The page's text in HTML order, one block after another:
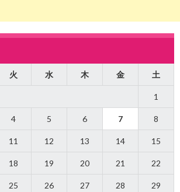
火 水 木 金 土
1
4 5 6 7 8
11 12 13 14 15
18 19 20 21 22
25 26 27 28 29